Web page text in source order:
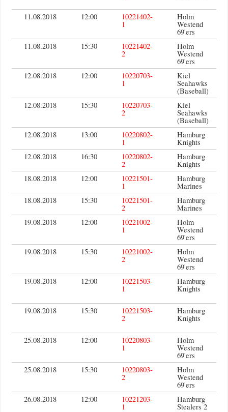
11.08.2018 12:00 10221402-
1
Holm
Westend
69'ers
11.08.2018
15:30 10221402-
2
Holm
Westend
69'ers
12.08.2018
12:00 10220703-
1
Kiel
Seahawks
(Baseball)
12.08.2018
15:30 10220703-
2
Kiel
Seahawks
(Baseball)
12.08.2018
13:00 10220802-
1
Hamburg
Knights
12.08.2018
16:30 10220802-
2
Hamburg
Knights
18.08.2018
12:00 10221501-
1
Hamburg
Marines
18.08.2018
15:30 10221501-
2
Hamburg
Marines
19.08.2018
12:00 10221002-
1
Holm
Westend
69'ers
19.08.2018
15:30 10221002-
2
Holm
Westend
69'ers
19.08.2018
12:00 10221503-
1
Hamburg
Knights
19.08.2018 15:30 10221503-
2
Hamburg
Knights
25.08.2018 12:00 10220803-
1
Holm
Westend
69'ers
25.08.2018
15:30 10220803-
2
Holm
Westend
69'ers
26.08.2018
12:00 10221203-
1
Hamburg
Stealers 2